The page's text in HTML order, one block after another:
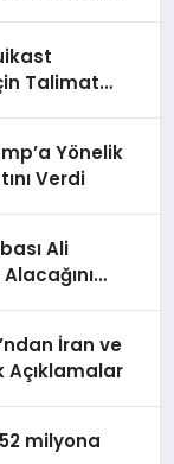
Talimat
Yönelik
Verdi
Ali
İran ve
Açıklamalar
milyona